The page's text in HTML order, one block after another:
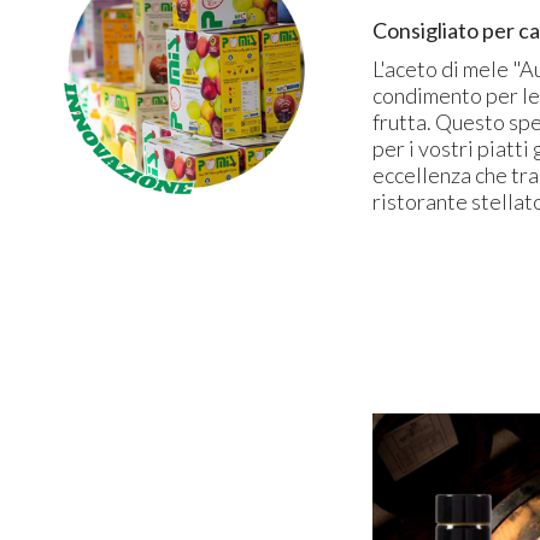
Consigliatoper
L'aceto di mele
condimento per
frutta. Questo
per i vostri piatti
eccellenza che
ristorante